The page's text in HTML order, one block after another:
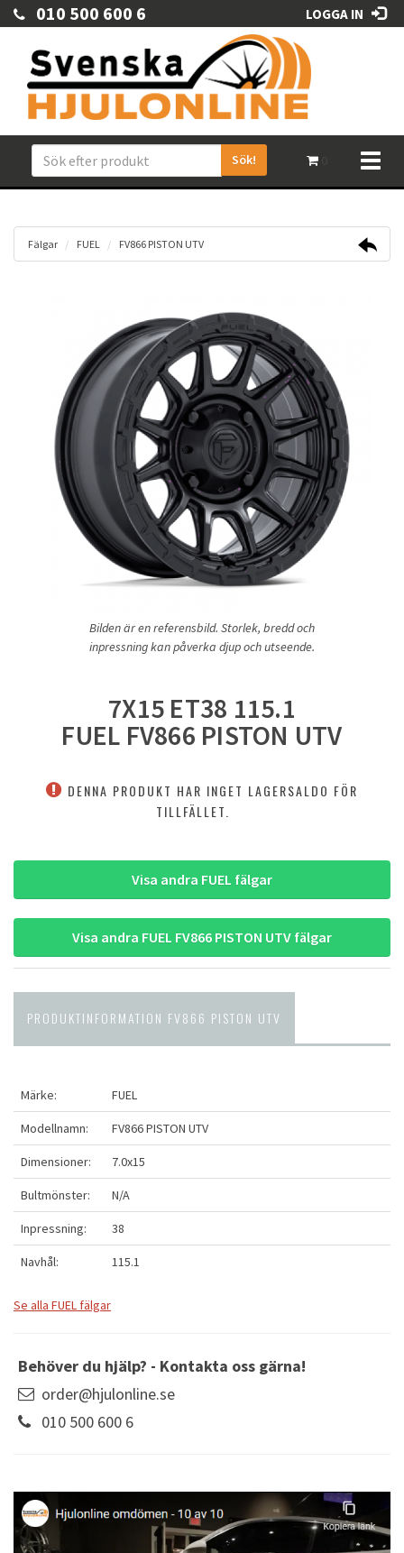
010 500 600 6 LOGGA IN
Sök!
Fälgar FUEL FV866 PISTON UTV
Bilden är en referensbild. Storlek, bredd och
inpressning kan påverka djup och utseende.
7X15 ET38 115.1
FUEL FV866 PISTON UTV
DENNA PRODUKT HAR INGET LAGERSALDO FÖR
TILLFÄLLET.
Visa andra FUEL fälgar
Visa andra FUEL FV866 PISTON UTV fälgar
PRODUKTINFORMATION FV866 PISTON UTV
Märke: FUEL
Modellnamn: FV866 PISTON UTV
Dimensioner: 7.0x15
Bultmönster: N/A
Inpressning: 38
Navhål: 115.1
Se alla FUEL fälgar
Behöver du hjälp? - Kontakta oss gärna!
order@hjulonline.se
010 500 600 6